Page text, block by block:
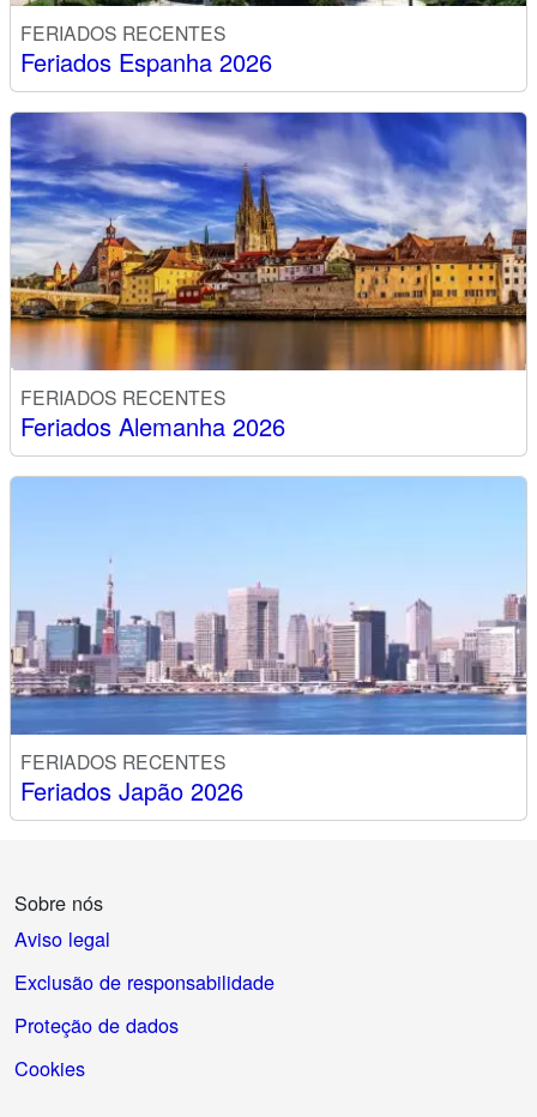
FERIADOS RECENTES
Feriados Espanha 2026
FERIADOS RECENTES
Feriados Alemanha 2026
FERIADOS RECENTES
Feriados Japão 2026
Sobre nós
Aviso legal
Exclusão de responsabilidade
Proteção de dados
Cookies